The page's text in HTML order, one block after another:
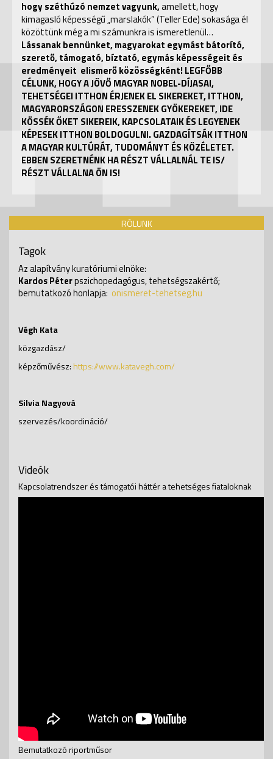
hogy széthúzó nemzet vagyunk,amellett, hogy
kimagasló képességű „marslakók” (Teller Ede) sokasága él
közöttünk még a mi számunkra is ismeretlenül…
Lássanak bennünket, magyarokat egymást bátorító,
szerető, támogató, bíztató, egymás képességeit és
eredményeit elismerő közösségként! LEGFŐBB
CÉLUNK, HOGY A JÖVŐ MAGYAR NOBEL-DÍJASAI,
TEHETSÉGEI ITTHON ÉRJENEK EL SIKEREKET, ITTHON,
MAGYARORSZÁGON ERESSZENEK GYÖKEREKET, IDE
KÖSSÉK ŐKET SIKEREIK, KAPCSOLATAIK ÉS LEGYENEK
KÉPESEK ITTHON BOLDOGULNI. GAZDAGÍTSÁK ITTHON
A MAGYAR KULTÚRÁT, TUDOMÁNYT ÉS KÖZÉLETET.
EBBEN SZERETNÉNK HA RÉSZT VÁLLALNÁL TE IS/
RÉSZT VÁLLALNA ÖN IS!
RÓLUNK
Tagok
Az alapítvány kuratóriumi elnöke:
Kardos Péterpszichopedagógus, tehetségszakértő;
bemutatkozó honlapja: onismeret-tehetseg.hu
Végh Kata
közgazdász/
képzőművész: https://www.katavegh.com/
Silvia Nagyová
szervezés/koordináció/
Videók
Kapcsolatrendszer és támogatói háttér a tehetséges fiataloknak
Bemutatkozó riportműsor